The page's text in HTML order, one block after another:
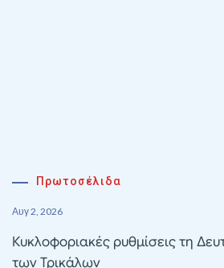
Πρωτοσέλιδα
Αυγ 2, 2026
Κυκλοφοριακές ρυθμίσεις τη
των Τρικάλων